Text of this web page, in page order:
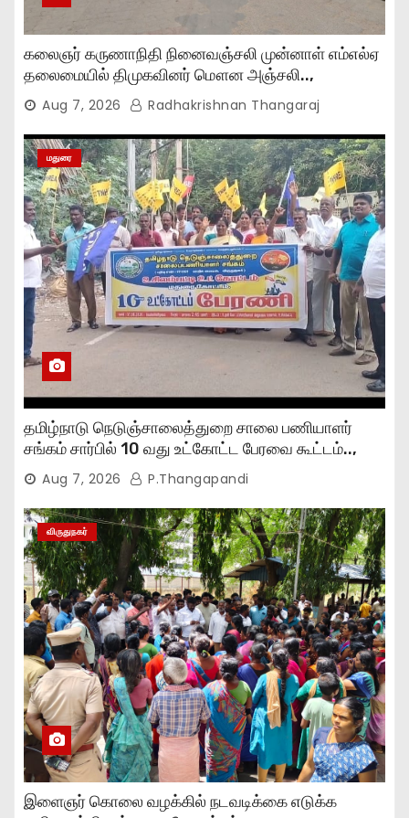
கலைஞர் கருணாநிதி நினைவஞ்சலி முன்னாள் எம்எல்ஏ
தலைமையில் திமுகவினர் மௌன அஞ்சலி..,
Aug 7, 2026 Radhakrishnan Thangaraj
மதுரை
தமிழ்நாடு நெடுஞ்சாலைத்துறை சாலை பணியாளர்
சங்கம் சார்பில் 10 வது உட்கோட்ட பேரவை கூட்டம்..,
Aug 7, 2026 P.Thangapandi
விருதுநகர்
இளைஞர் கொலை வழக்கில் நடவடிக்கை எடுக்க